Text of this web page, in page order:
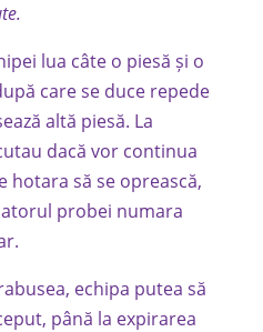
lua câte o piesă și o
care se duce repede
altă piesă. La
dacă vor continua
hotara să se oprească,
probei numara
echipa putea să
până la expirarea